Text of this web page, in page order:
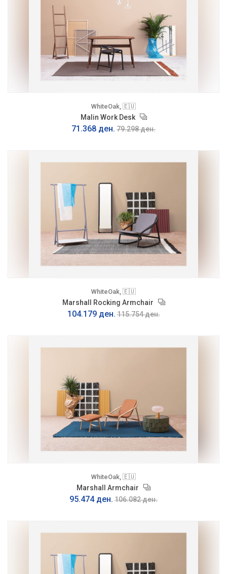
WhiteOak, 🇪🇺
Malin Work Desk
71.368 ден. 79.298 ден.
WhiteOak, 🇪🇺
Marshall Rocking Armchair
104.179 ден. 115.754 ден.
WhiteOak, 🇪🇺
Marshall Armchair
95.474 ден. 106.082 ден.